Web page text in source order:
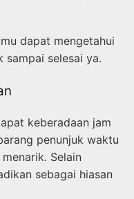
dapat mengetahui
sampai selesai ya.
keberadaan jam
penunjuk waktu
Selain
sebagai hiasan